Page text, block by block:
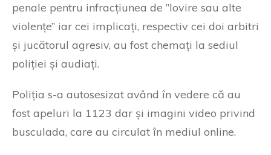
penale pentru infracțiunea de ”lovire sau alte
violențe” iar cei implicați, respectiv cei doi arbitri
și jucătorul agresiv, au fost chemați la sediul
poliției și audiați.
Poliția s-a autosesizat având în vedere că au
fost apeluri la 1123 dar și imagini video privind
busculada, care au circulat în mediul online.